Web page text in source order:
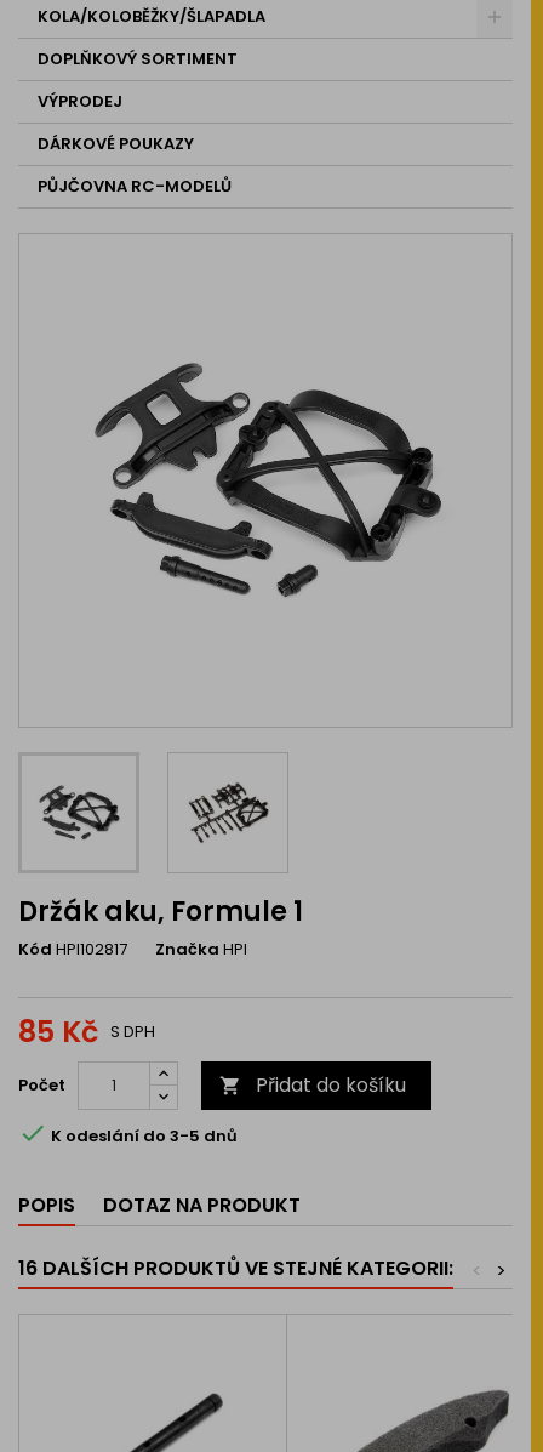
KOLA/KOLOBĚŽKY/ŠLAPADLA
DOPLŇKOVÝ SORTIMENT
VÝPRODEJ
DÁRKOVÉ POUKAZY
PŮJČOVNA RC-MODELŮ
Držák aku, Formule 1
Kód HPI102817 Značka HPI
85 Kč S DPH
Počet  Přidat do košíku
 K odeslání do 3-5 dnů
POPIS DOTAZ NA PRODUKT
16 DALŠÍCH PRODUKTŮ VE STEJNÉ KATEGORII: >
<